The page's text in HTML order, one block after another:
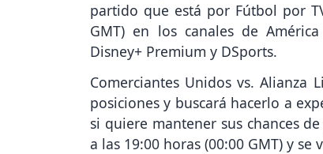
partido que está por Fútbol por
GMT) en los canales de
Disney+ Premium y DSports.
Comerciantes Unidos vs. Alianza
posiciones y buscará hacerlo a
si quiere mantener sus chances
a las 19:00 horas (00:00 GMT) y se